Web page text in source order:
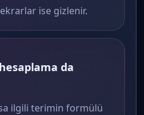
ise gizlenir.
da
ilgili terimin formülü